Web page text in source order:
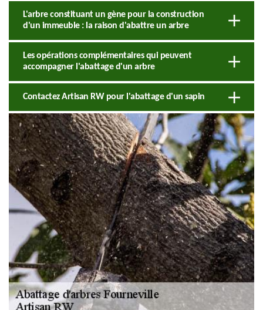
L'arbre constituant un gène pour la construction
d'un immeuble : la raison d'abattre un arbre
Les opérations complémentaires qui peuvent
accompagner l'abattage d'un arbre
Contactez Artisan RW pour l'abattage d'un sapin